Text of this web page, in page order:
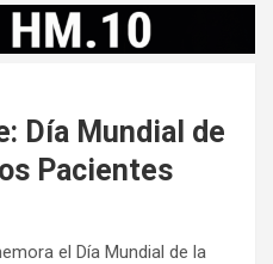
Día Mundial de
Pacientes
el Día Mundial de la